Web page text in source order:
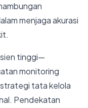
menjaga akurasi
tinggi—
monitoring
tata kelola
Pendekatan